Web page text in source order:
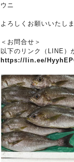
ウニ
よろしくお願いいたしま
＜お問合せ＞
以下のリンク（LINE）
https://lin.ee/